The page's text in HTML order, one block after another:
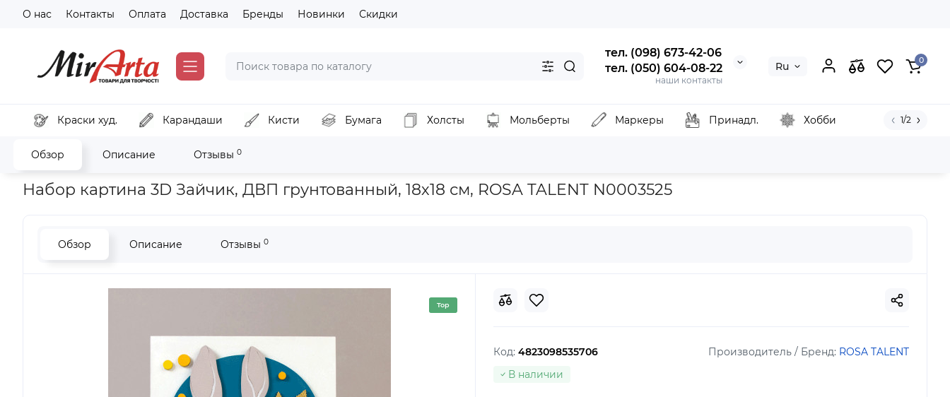
О нас Контакты Оплата Доставка Бренды Новинки Скидки
тел. (098) 673-42-06
тел. (050) 604-08-22
наши контакты
Ru 0
Краски худ. Карандаши Кисти Бумага Холсты Мольберты Маркеры Принадл. Хобби 1/2
Обзор Описание Отзывы 0
Главная Краски художественные Подарочные наборы для творчества
Набор картина 3D Зайчик, ДВП грунтованный, 18х18 см, ROSA TALENT N0003525
Обзор Описание Отзывы 0
Top
Код: 4823098535706 Производитель / Бренд: ROSA TALENT
В наличии